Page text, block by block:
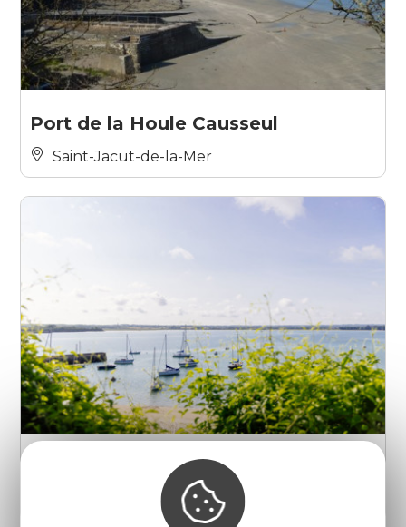
Port de la Houle Causseul
Saint-Jacut-de-la-Mer
Port du Châtelet
Saint-Jacut-de-la-Mer